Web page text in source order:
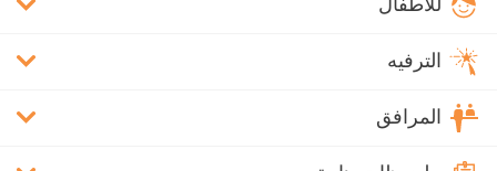
للأطفال
الترفيه
المرافق